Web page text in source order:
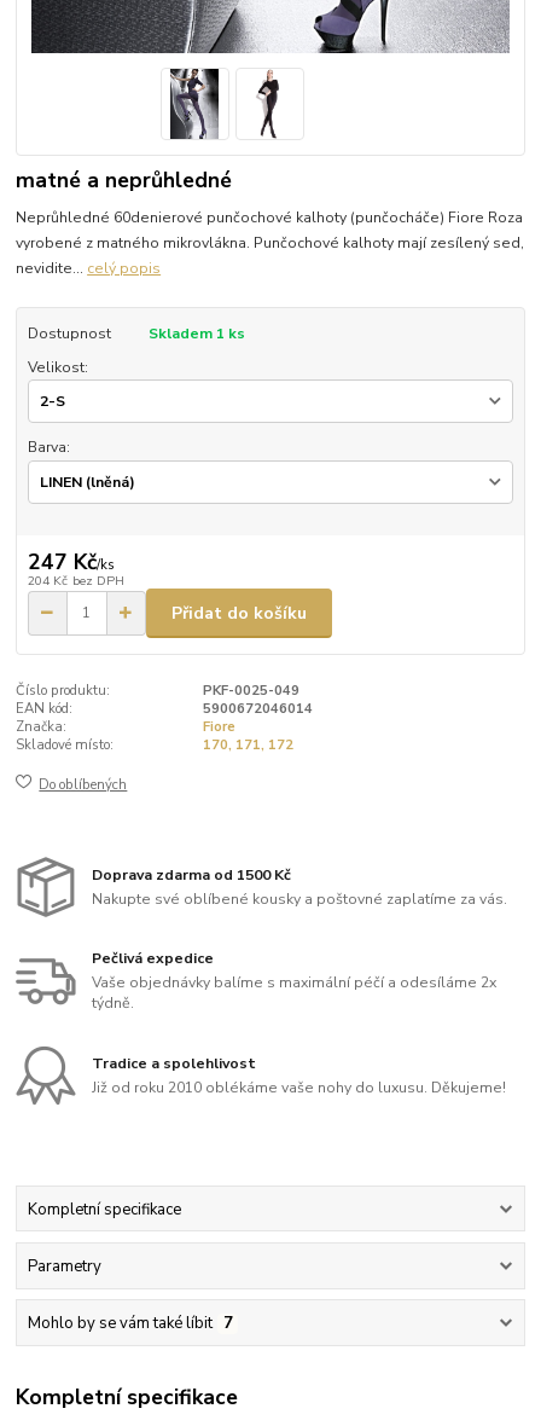
matné a neprůhledné
Neprůhledné 60denierové punčochové kalhoty (punčocháče) Fiore Roza
vyrobené z matného mikrovlákna. Punčochové kalhoty mají zesílený sed,
nevidite... celý popis
Dostupnost
Skladem 1 ks
Velikost:
Barva:
247 Kč/ks
204 Kč bez DPH
Přidat do košíku
Číslo produktu:
PKF-0025-049
EAN kód:
5900672046014
Značka:
Fiore
Skladové místo:
170, 171, 172
Do oblíbených
Doprava zdarma od 1500 Kč
Nakupte své oblíbené kousky a poštovné zaplatíme za vás.
Pečlivá expedice
Vaše objednávky balíme s maximální péčí a odesíláme 2x
týdně.
Tradice a spolehlivost
Již od roku 2010 oblékáme vaše nohy do luxusu. Děkujeme!
Kompletní specifikace
Parametry
Mohlo by se vám také líbit 7
Kompletní specifikace